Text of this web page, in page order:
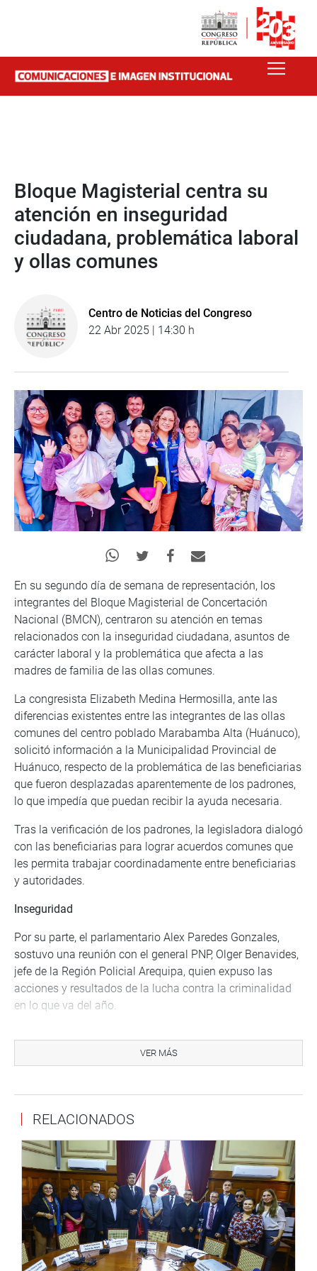
Bloque Magisterial centra su
atención en inseguridad
ciudadana, problemática laboral
y ollas comunes
Centro de Noticias del Congreso
22 Abr 2025 | 14:30 h
En su segundo día de semana de representación, los
integrantes del Bloque Magisterial de Concertación
Nacional (BMCN), centraron su atención en temas
relacionados con la inseguridad ciudadana, asuntos de
carácter laboral y la problemática que afecta a las
madres de familia de las ollas comunes.
La congresista Elizabeth Medina Hermosilla, ante las
diferencias existentes entre las integrantes de las ollas
comunes del centro poblado Marabamba Alta (Huánuco),
solicitó información a la Municipalidad Provincial de
Huánuco, respecto de la problemática de las beneficiarias
que fueron desplazadas aparentemente de los padrones,
lo que impedía que puedan recibir la ayuda necesaria.
Tras la verificación de los padrones, la legisladora dialogó
con las beneficiarias para lograr acuerdos comunes que
les permita trabajar coordinadamente entre beneficiarias
y autoridades.
Inseguridad
Por su parte, el parlamentario Alex Paredes Gonzales,
sostuvo una reunión con el general PNP, Olger Benavides,
jefe de la Región Policial Arequipa, quien expuso las
acciones y resultados de la lucha contra la criminalidad
en lo que va del año.
Plan Escolar Seguro 2025, así como una mayor vigilancia
en colegios y escuelas de educación inicial.
VER MÁS
RELACIONADOS